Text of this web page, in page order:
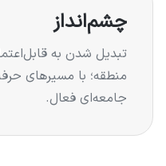
چشم‌انداز
تبدیل شدن به
منطقه؛ با مسیرهای
جامعه‌ای فعال.